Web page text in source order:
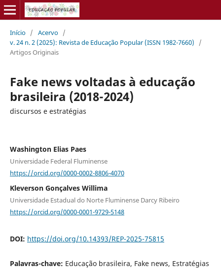
Início / Acervo /
v. 24 n. 2 (2025): Revista de Educação Popular (ISSN 1982-7660)
/
Artigos Originais
Fake news voltadas à educação
brasileira (2018-2024)
discursos e estratégias
Washington Elias Paes
Universidade Federal Fluminense
https://orcid.org/0000-0002-8806-4070
Kleverson Gonçalves Willima
Universidade Estadual do Norte Fluminense Darcy Ribeiro
https://orcid.org/0000-0001-9729-5148
DOI: https://doi.org/10.14393/REP-2025-75815
Palavras-chave: Educação brasileira, Fake news, Estratégias